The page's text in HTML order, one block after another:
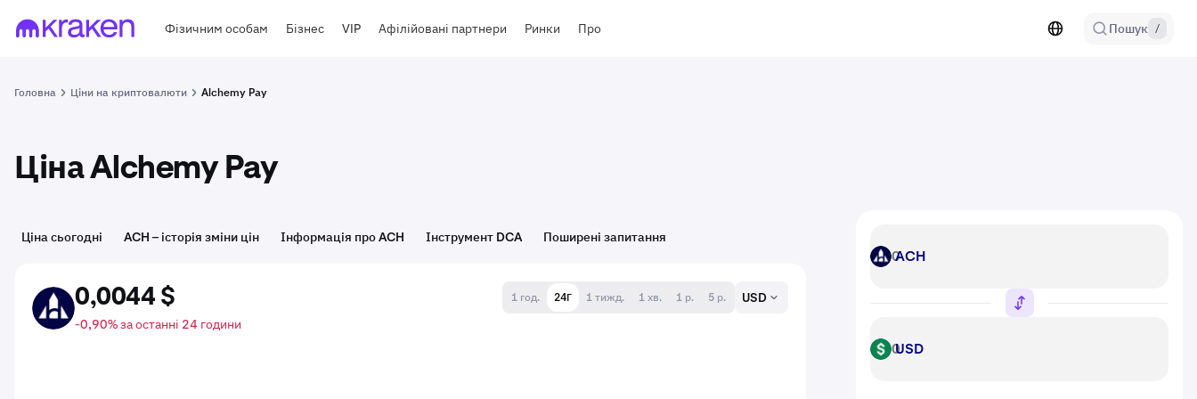
Фізичним особам Бізнес VIP Афілійовані партнери Ринки Про Пошук /
Головна Ціни на криптовалюти Alchemy Pay
Ціна Alchemy Pay
Ціна сьогодні ACH – історія зміни цін Інформація про ACH Інструмент DCA Поширені запитання
ACH 0,0044 $
-0,90% за останні 24 години
1 год. 24Г 1 тижд. 1 хв. 1 р. 5 р. USD
ACH ACH
USD USD